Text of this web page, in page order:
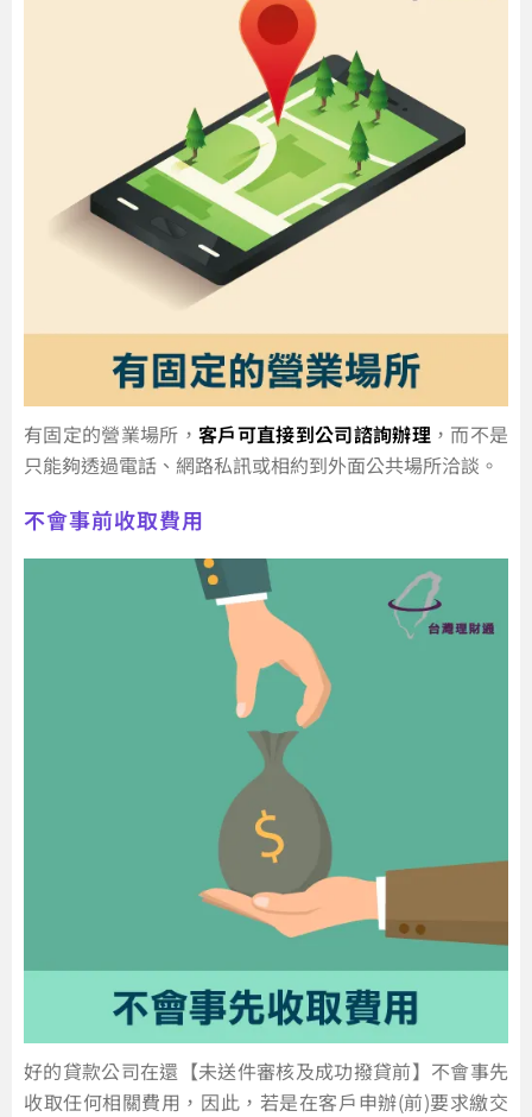
有固定的營業場所， 客戶可直接到公司諮詢辦理 ，而不是
只能夠透過電話、網路私訊或相約到外面公共場所洽談。
不會事前收取費用
好的貸款公司在還【未送件審核及成功撥貸前】不會事先
收取任何相關費用，因此，若是在客戶申辦(前)要求繳交